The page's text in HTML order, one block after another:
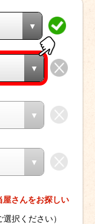
さんをお探しい
択ください）